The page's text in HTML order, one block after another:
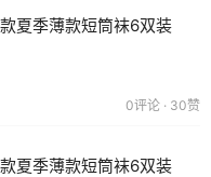
夏季薄款短筒袜6双装
0评论 · 30赞
夏季薄款短筒袜6双装